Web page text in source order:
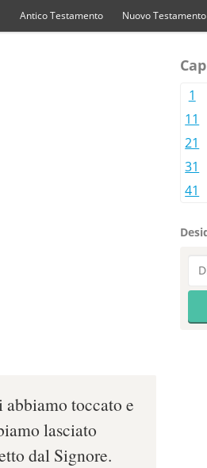
Antico Testamento Nuovo Testamento
toccato e
lasciato
dal Signore.
1
11
21
31
41